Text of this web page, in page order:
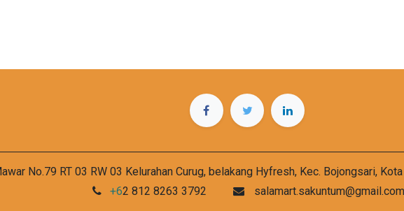
No.79 RT 03 RW 03 Kelurahan Curug, belakang Hyfresh, Kec. Bojongsari,
+62 812 8263 3792 salamart.sakuntum@gmail.com